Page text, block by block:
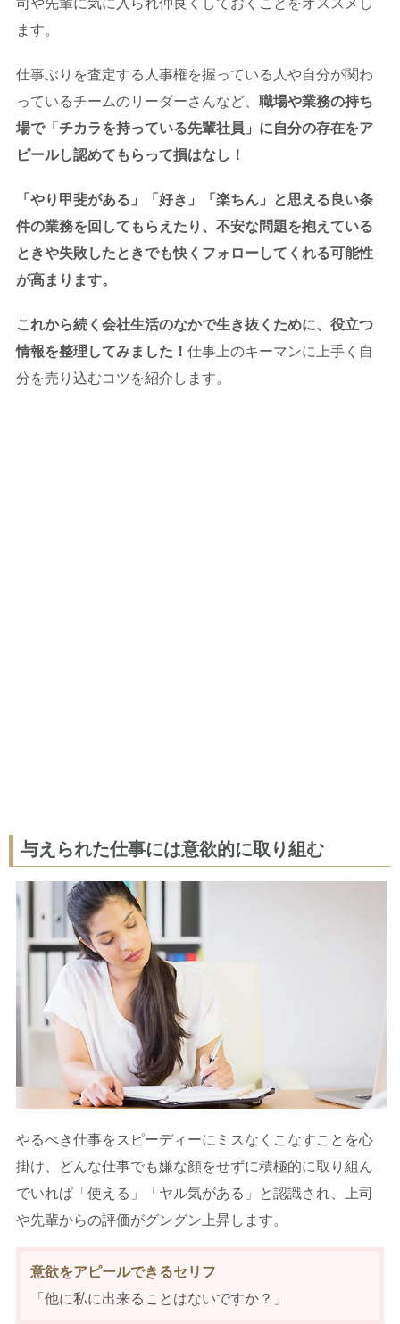
司や先輩に気に入られ仲良くしておくことをオススメし
ます。
仕事ぶりを査定する人事権を握っている人や自分が関わ
っているチームのリーダーさんなど、 職場や業務の持ち
場で「チカラを持っている先輩社員」に自分の存在をア
ピールし認めてもらって損はなし！
「やり甲斐がある」「好き」「楽ちん」と思える良い条
件の業務を回してもらえたり、不安な問題を抱えている
ときや失敗したときでも快くフォローしてくれる可能性
が高まります。
これから続く会社生活のなかで生き抜くために、役立つ
情報を整理してみました！ 仕事上のキーマンに上手く自
分を売り込むコツを紹介します。
与えられた仕事には意欲的に取り組む
やるべき仕事をスピーディーにミスなくこなすことを心
掛け、どんな仕事でも嫌な顔をせずに積極的に取り組ん
でいれば「使える」「ヤル気がある」と認識され、上司
や先輩からの評価がグングン上昇します。
意欲をアピールできるセリフ
「他に私に出来ることはないですか？」